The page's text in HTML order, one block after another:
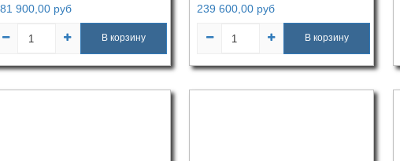
900,00 руб
В корзину
239 600,00 руб
В корзину